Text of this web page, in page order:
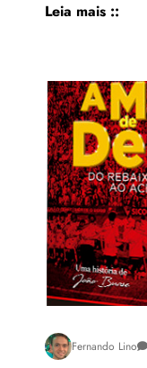
Leia mais ::
Fernando Lino